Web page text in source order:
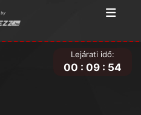
Lejárati idő:
00 : 09 : 54